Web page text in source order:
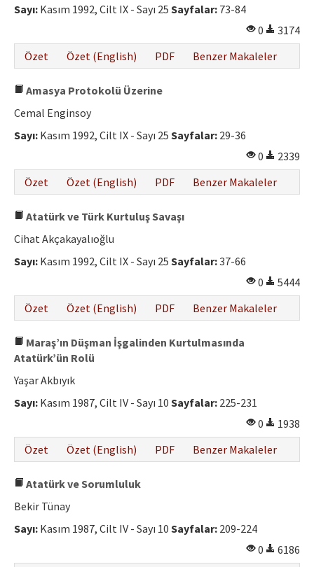
Sayı: Kasım 1992, Cilt IX - Sayı 25 Sayfalar: 73-84
0
3174
Özet
Özet (English) PDF Benzer Makaleler
Amasya Protokolü Üzerine
Cemal Enginsoy
Sayı: Kasım 1992, Cilt IX - Sayı 25 Sayfalar: 29-36
0
2339
Özet
Özet (English) PDF Benzer Makaleler
Atatürk ve Türk Kurtuluş Savaşı
Cihat Akçakayalıoğlu
Sayı: Kasım 1992, Cilt IX - Sayı 25 Sayfalar:37-66
0
5444
Özet
Özet (English) PDF Benzer Makaleler
Maraş’ın Düşman İşgalinden Kurtulmasında
Atatürk’ün Rolü
Yaşar Akbıyık
Sayı: Kasım 1987, Cilt IV - Sayı 10 Sayfalar: 225-231
0
1938
Özet
Özet (English) PDF Benzer Makaleler
Atatürk ve Sorumluluk
Bekir Tünay
Sayı: Kasım 1987, Cilt IV - Sayı 10 Sayfalar: 209-224
0
6186